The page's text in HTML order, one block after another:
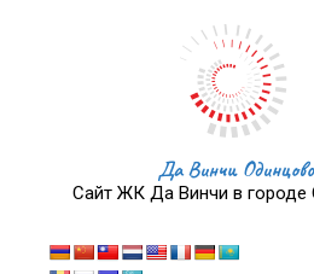
Да Винчи Одинцово
Сайт ЖК Да Винчи в городе